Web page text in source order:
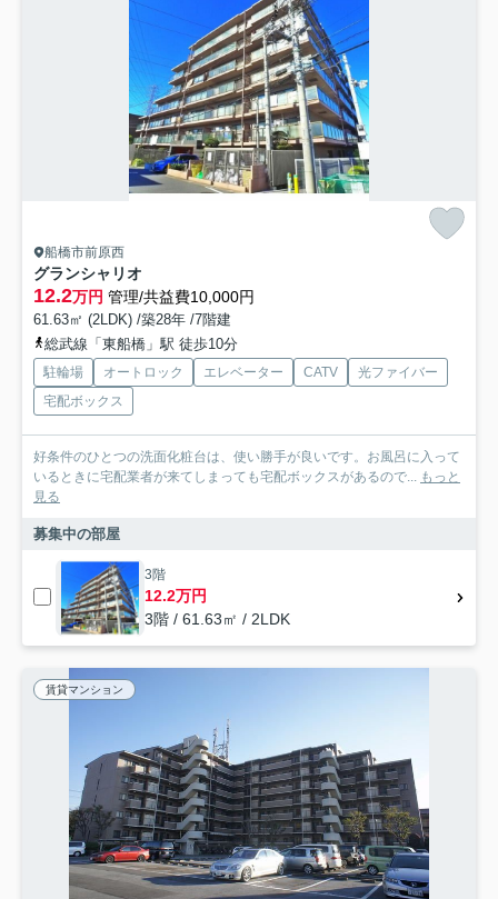
船橋市前原西
グランシャリオ
12.2万円 管理/共益費10,000円
61.63㎡ (2LDK) /築28年 /7階建
総武線「東船橋」駅 徒歩10分
駐輪場 オートロック エレベーター CATV
光ファイバー
宅配ボックス
好条件のひとつの洗面化粧台は、使い勝手が良いです。お風呂に入って
いるときに宅配業者が来てしまっても宅配ボックスがあるので...
もっと
見る
募集中の部屋
3階
12.2万円
3階 / 61.63㎡ / 2LDK
賃貸マンション